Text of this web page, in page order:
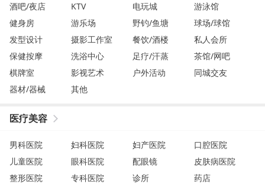
酒吧/夜店 KTV 电玩城
游泳馆
健身房
游乐场 野钓/鱼塘
球场/球馆
发型设计
摄影工作室 餐饮/酒楼
私人会所
保健按摩
洗浴中心 足疗/汗蒸
茶馆/网吧
棋牌室
影视艺术 户外活动
同城交友
器材/器械
其他
医疗美容
男科医院 妇科医院 妇产医院
口腔医院
儿童医院
眼科医院 配眼镜
皮肤病医院
整形医院
专科医院 诊所
药店